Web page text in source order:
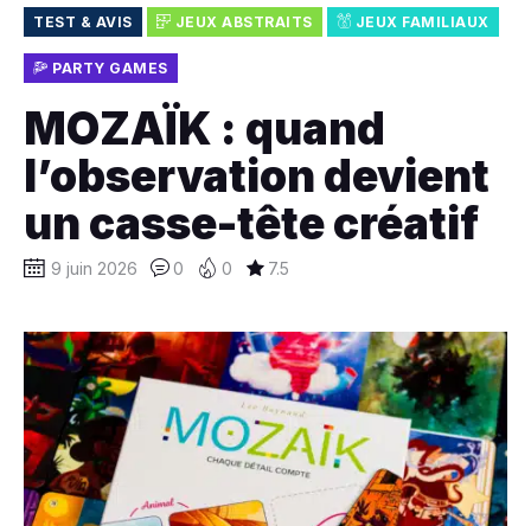
Previews
Tops, Conseils &
Guides d’achat
Financement
participatif
Français
TEST & AVIS JEUX ABSTRAITS JEUX FAMILIAUX
PARTY GAMES
MOZAÏK : quand
l’observation devient
un casse-tête créatif
9 juin 2026 0 0 7.5